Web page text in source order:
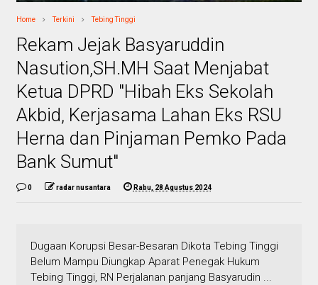
Home Terkini Tebing Tinggi
Rekam Jejak Basyaruddin
Nasution,SH.MH Saat Menjabat
Ketua DPRD "Hibah Eks Sekolah
Akbid, Kerjasama Lahan Eks RSU
Herna dan Pinjaman Pemko Pada
Bank Sumut"
0 radar nusantara Rabu, 28 Agustus 2024
Dugaan Korupsi Besar-Besaran Dikota Tebing Tinggi
Belum Mampu Diungkap Aparat Penegak Hukum
Tebing Tinggi, RN Perjalanan panjang Basyarudin ...